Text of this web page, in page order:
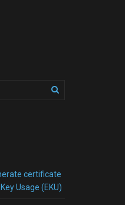
certificate
Usage (EKU)